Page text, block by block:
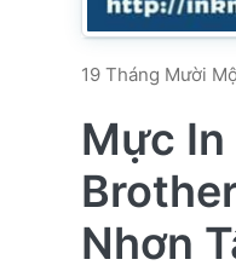
19 Tháng Mười
Mực
Nhơn